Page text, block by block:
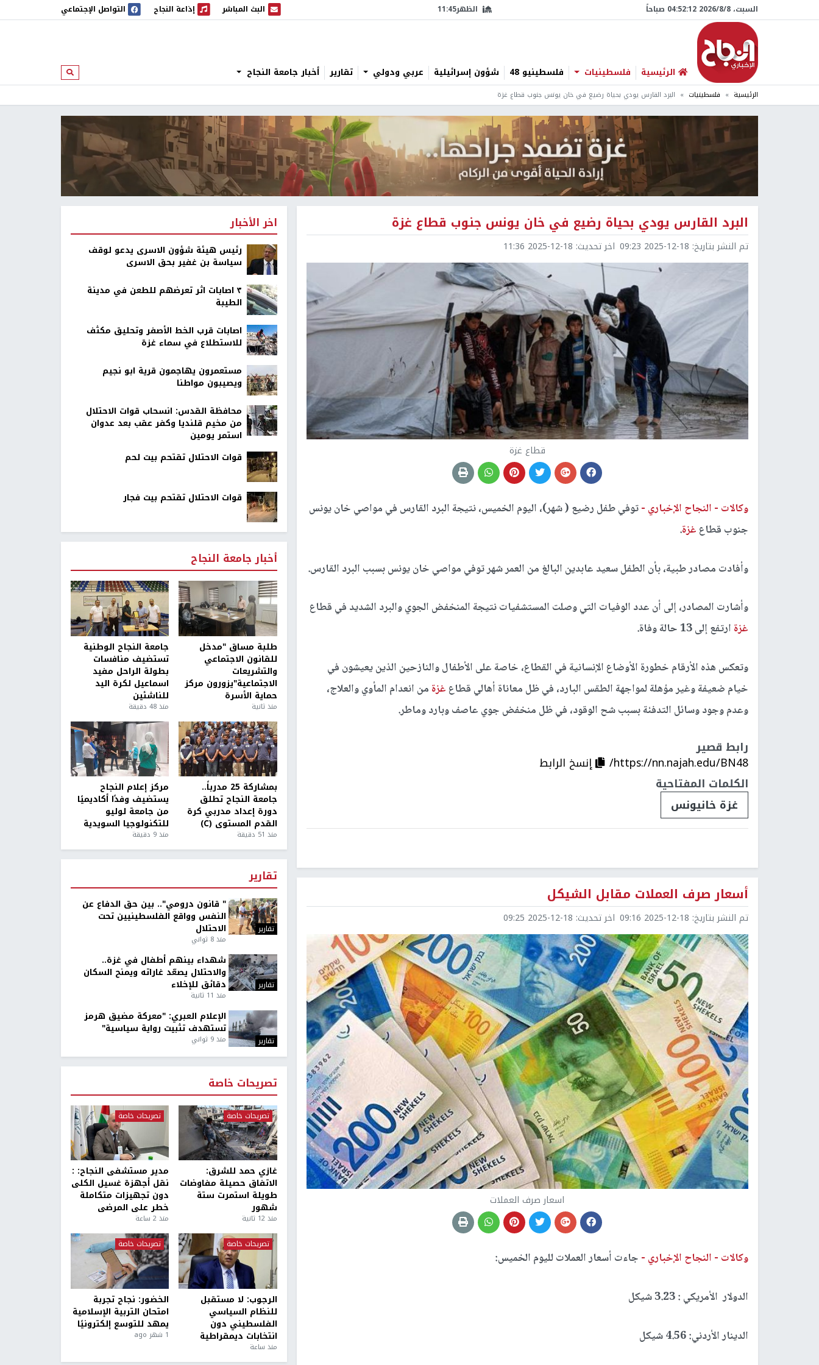
السبت، 8/‏8/‏2026 04:52:13 صباحاً الظهر11:45 البث المباشر
البث المباشر إذاعة النجاح
إذاعة النجاح التواصل الإجتماعي
الرئيسية فلسطينيات فلسطينيو 48 شؤون إسرائيلية عربي ودولي تقارير أخبار جامعة النجاح ابحث
الرئيسية فلسطينيات البرد القارس يودي بحياة رضيع في خان يونس جنوب قطاع غزة
البرد القارس يودي بحياة رضيع في خان يونس جنوب قطاع غزة
تم النشر بتاريخ: 2025-12-18 09:23 اخر تحديث: 2025-12-18 11:36
قطاع غزة
وكالات - النجاح الإخباري -توفي طفل رضيع ( شهر)، اليوم الخميس، نتيجة البرد القارس في مواصي خان يونس
جنوب قطاع غزة.
وأفادت مصادر طبية، بأن الطفل سعيد عابدين البالغ من العمر شهر توفي مواصي خان يونس بسبب البرد القارس.
وأشارت المصادر، إلى أن عدد الوفيات التي وصلت المستشفيات نتيجة المنخفض الجوي والبرد الشديد في قطاع
غزة ارتفع إلى 13 حالة وفاة.
وتعكس هذه الأرقام خطورة الأوضاع الإنسانية في القطاع، خاصة على الأطفال والنازحين الذين يعيشون في
خيام ضعيفة وغير مؤهلة لمواجهة الطقس البارد، في ظل معاناة أهالي قطاع غزة من انعدام المأوي والعلاج،
وعدم وجود وسائل التدفئة بسبب شح الوقود، في ظل منخفض جوي عاصف وبارد وماطر.
رابط قصير
https://nn.najah.edu/BN48/
إنسخ الرابط
الكلمات المفتاحية
غزة خانيونس
أسعار صرف العملات مقابل الشيكل
تم النشر بتاريخ: 2025-12-18 09:16 اخر تحديث: 2025-12-18 09:25
اسعار صرف العملات
وكالات - النجاح الإخباري - جاءت أسعار العملات لليوم الخميس:
الدولار الأمريكي : 3.23 شيكل
الدينار الأردني: 4.56 شيكل
اخر الأخبار
رئيس هيئة شؤون الاسرى يدعو لوقف
سياسة بن غفير بحق الاسرى
٣ اصابات اثر تعرضهم للطعن في مدينة
الطيبة
اصابات قرب الخط الأصفر وتحليق مكثف
للاستطلاع في سماء غزة
مستعمرون يهاجمون قرية ابو نجيم
ويصيبون مواطنا
محافظة القدس: انسحاب قوات الاحتلال
من مخيم قلنديا وكفر عقب بعد عدوان
استمر يومين
قوات الاحتلال تقتحم بيت لحم
قوات الاحتلال تقتحم بيت فجار
أخبار جامعة النجاح
طلبة مساق "مدخل
للقانون الاجتماعي
والتشريعات
الاجتماعية"يزورون مركز
حماية الأسرة
منذ ثانية
جامعة النجاح الوطنية
تستضيف منافسات
بطولة الراحل مفيد
اسماعيل لكرة اليد
للناشئين
منذ 48 دقيقة
بمشاركة 25 مدرباً..
جامعة النجاح تطلق
دورة إعداد مدربي كرة
القدم المستوى (C)
منذ 51 دقيقة
مركز إعلام النجاح
يستضيف وفدًا أكاديميًا
من جامعة لوليو
للتكنولوجيا السويدية
منذ 9 دقيقة
تقارير
تقارير
" قانون درومي".. بين حق الدفاع عن
النفس وواقع الفلسطينيين تحت
الاحتلال
منذ 8 ثواني
تقارير
شهداء بينهم أطفال في غزة..
والاحتلال يصعّد غاراته ويمنح السكان
دقائق للإخلاء
منذ 11 ثانية
تقارير
الإعلام العبري: "معركة مضيق هرمز
تستهدف تثبيت رواية سياسية"
منذ 9 ثواني
تصريحات خاصة
تصريحات خاصة
غازي حمد للشرق:
الاتفاق حصيلة مفاوضات
طويلة استمرت ستة
شهور
منذ 12 ثانية
تصريحات خاصة
مدير مستشفى النجاح: :
نقل أجهزة غسيل الكلى
دون تجهيزات متكاملة
خطر على المرضى
منذ 2 ساعة
تصريحات خاصة
الرجوب: لا مستقبل
للنظام السياسي
الفلسطيني دون
انتخابات ديمقراطية
منذ ساعة
تصريحات خاصة
الخضور: نجاح تجربة
امتحان التربية الإسلامية
يمهد للتوسع إلكترونيًا
1 شهر ago